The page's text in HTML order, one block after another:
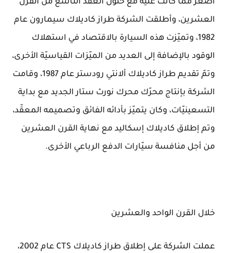
أصغر مما كانت عليه مع حلول العقد التاسع من القرن
العشرين، وأطلقت الشركة طراز كاديلاك سيمارون عام
1982، وتميّزت هذه السيارة بالاقتصاد في استهلاك
الوقود بالإضافة إلى العديد من الميّزات القياسيّة الأخرى،
وتمّ تقديم طراز كاديلاك ألانتي رودستر عام 1987، وقامت
الشركة بإنتاج محرّك محرك نورث ستار الجديد مع بداية
التسعينيّات، وكان يتميّز بأدائه الفائق وتصميمه المعقّد،
وتم إطلاق كاديلاك إسكاليد مع نهاية القرن العشرين
من أجل منافسة سيّارات الدفع الرباعي الأخرى.
خلال القرن الواحد والعشرين
عملت الشركة على إطلاق طراز كاديلاك CTS عام 2002،